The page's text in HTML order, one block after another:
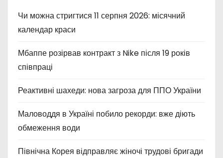
Чи можна стригтися 11 серпня 2026: місячний
календар краси
Мбаппе розірвав контракт з Nike після 19 років
співпраці
Реактивні шахеди: нова загроза для ППО України
Маловоддя в Україні побило рекорди: вже діють
обмеження води
Північна Корея відправляє жіночі трудові бригади